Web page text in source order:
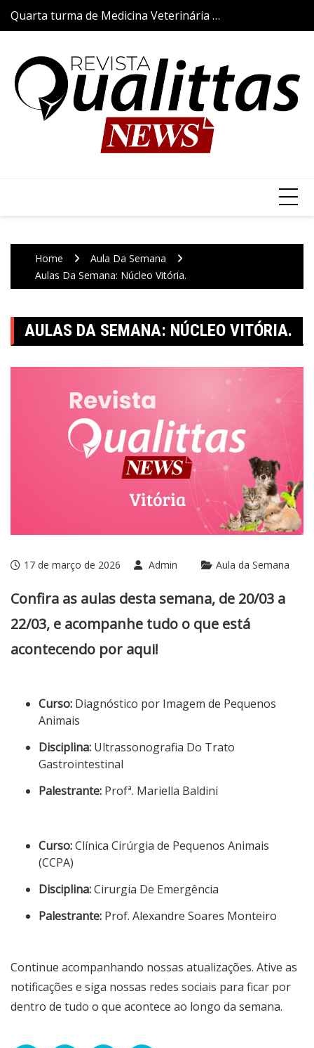
SkipQuarta turma de Medicina Veterinária da
Qualittas inicia trajetória acadêmica com
Home
Aula Da Semana
Aulas Da Semana: Núcleo Vitória.
AULAS DA SEMANA: NÚCLEO VITÓRIA.
17 de março de 2026 Admin Aula da Semana
Confira as aulas desta semana, de 20/03 a
22/03, e acompanhe tudo o que está
acontecendo por aqui!
Curso: Diagnóstico por Imagem de Pequenos
Animais
Disciplina: Ultrassonografia Do Trato
Gastrointestinal
Palestrante: Profª. Mariella Baldini
Curso:Clínica Cirúrgia de Pequenos Animais
(CCPA)
Disciplina:Cirurgia De Emergência
Palestrante: Prof. Alexandre Soares Monteiro
Continue acompanhando nossas atualizações. Ative as
notificações e siga nossas redes sociais para ficar por
dentro de tudo o que acontece ao longo da semana.